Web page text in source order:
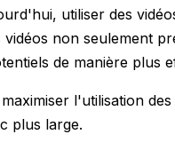
utiliser des
non seulement
de manière plus
l'utilisation
plus large.